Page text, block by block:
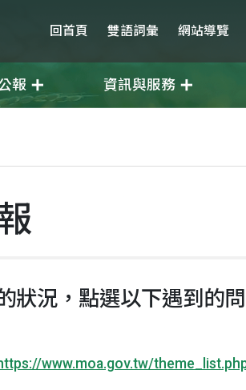
回首頁 雙語詞彙 網站導覽
報 資訊與服務
狀況，點選以下遇到的
www.moa.gov.tw/